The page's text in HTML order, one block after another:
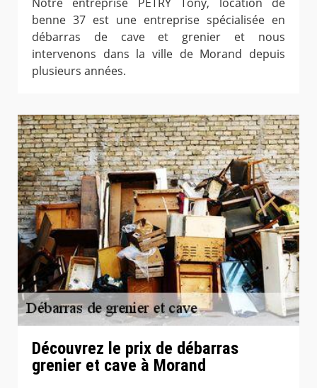
benne 37 est une entreprise spécialisée en
débarras de cave et grenier et nous
intervenons dans la ville de Morand depuis
plusieurs années.
Découvrez le prix de débarras
grenier et cave à Morand